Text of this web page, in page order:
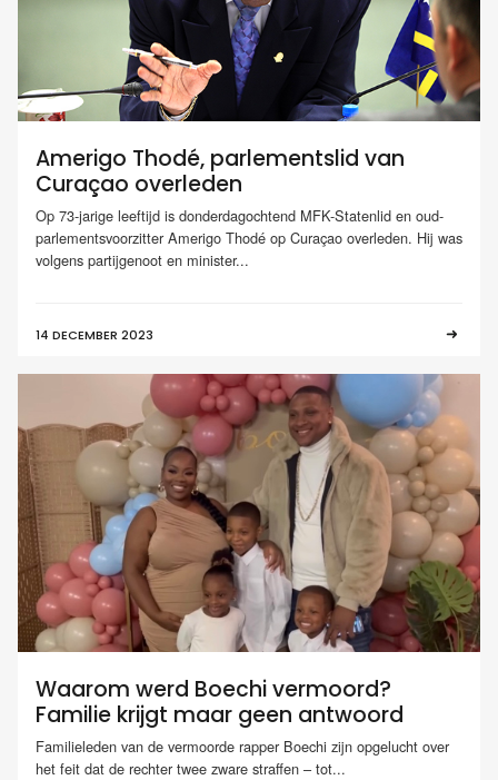
Amerigo Thodé, parlementslid van
Curaçao overleden
Op 73-jarige leeftijd is donderdagochtend MFK-Statenlid en oud-
parlementsvoorzitter Amerigo Thodé op Curaçao overleden. Hij was
volgens partijgenoot en minister...
14 DECEMBER 2023
Waarom werd Boechi vermoord?
Familie krijgt maar geen antwoord
Familieleden van de vermoorde rapper Boechi zijn opgelucht over
het feit dat de rechter twee zware straffen – tot...